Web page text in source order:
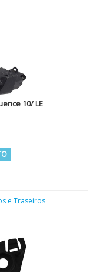
10/ LE
e Traseiros